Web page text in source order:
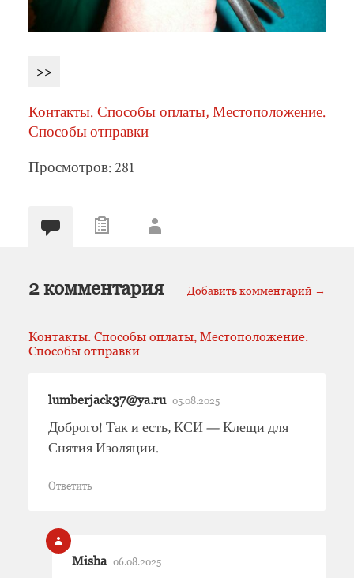
>>
Контакты. Способы оплаты, Местоположение.
Способы отправки
Просмотров: 281
2 комментария Добавить комментарий →
Контакты. Способы оплаты, Местоположение.
Способы отправки
lumberjack37@ya.ru 05.08.2025
Доброго! Так и есть, КСИ — Клещи для
Снятия Изоляции.
Ответить
Misha 06.08.2025